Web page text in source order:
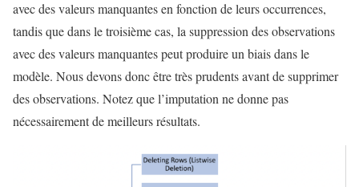
avec des valeurs manquantes en fonction de leurs occurrences,
tandis que dans le troisième cas, la suppression des observations
avec des valeurs manquantes peut produire un biais dans le
modèle. Nous devons donc être très prudents avant de supprimer
des observations. Notez que l’imputation ne donne pas
nécessairement de meilleurs résultats.